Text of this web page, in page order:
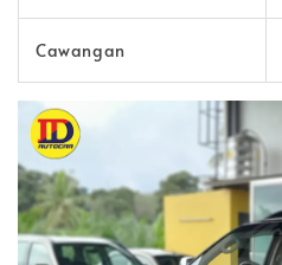
Cawangan